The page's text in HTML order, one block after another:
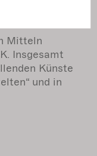
Mitteln
Insgesamt
Künste
und in